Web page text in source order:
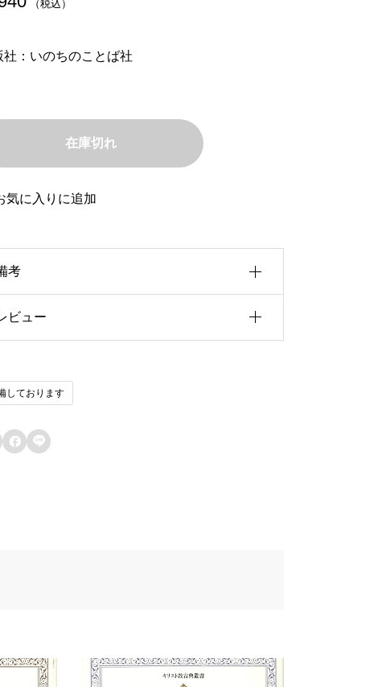
（税込）
社：いのちのことば社
在庫切れ
気に入りに追加
考
u30b5u30a4u30ba
u51fau7248u793e
u642du8f09u6b4cu96c6
ビュー
イン済みのユーザーのみレビューを残すこ
しております
 